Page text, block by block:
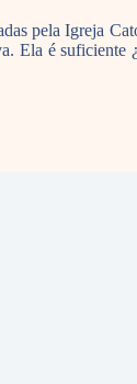
pela Igreja
Ela é suficiente